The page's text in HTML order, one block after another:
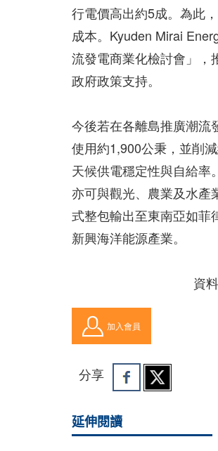
行電價高出約5成。為此
成本。Kyuden Mirai
流發電商業化檢討會」，
政府政策支持。
今後若在各離島推廣潮流
使用約1,900公秉，並削
天候供電穩定性與自給率
亦可與觀光、農業及水產
式整包輸出至東南亞如菲
新興海洋能源產業。
資
加入會員
分享
延伸閱讀